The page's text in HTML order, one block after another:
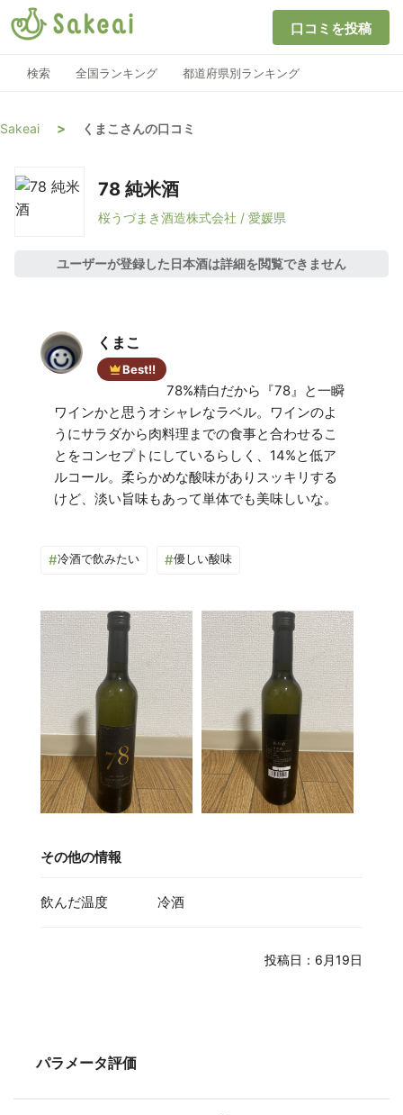
口コミを投稿
検索 全国ランキング 都道府県別ランキング
Sakeai > くまこさんの口コミ
78 純米酒
桜うづまき酒造株式会社 / 愛媛県
ユーザーが登録した日本酒は詳細を閲覧できません
くまこ
Best!!
78%精白だから『78』と一瞬
ワインかと思うオシャレなラベル。ワインのよ
うにサラダから肉料理までの食事と合わせるこ
とをコンセプトにしているらしく、14%と低ア
ルコール。柔らかめな酸味がありスッキリする
#冷酒で飲みたい #優しい酸味
その他の情報
飲んだ温度 冷酒
投稿日：6月19日
パラメータ評価